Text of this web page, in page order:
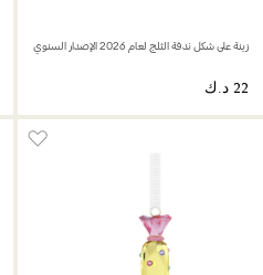
زينة على شكل ندفة الثلج لعام 2026 الإصدار السنوي